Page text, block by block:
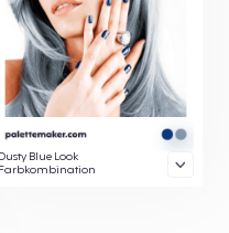
Dusty Blue Look
Farbkombination